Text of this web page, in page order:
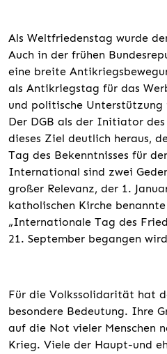
Als Weltfriedenstag wurde
Auch in der frühen
eine breite
als Antikriegstag für das
und politische Unterstützung
Der DGB als der Initiator
dieses Ziel deutlich heraus,
Tag des Bekenntnisses für
International sind zwei
großer Relevanz, der 1.
katholischen Kirche
„Internationale Tag des
21. September begangen
Für die Volkssolidarität hat
besondere Bedeutung. Ihre
auf die Not vieler Menschen
Krieg. Viele der Haupt-und